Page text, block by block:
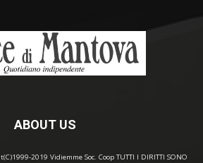
ABOUT US
2019 Vidiemme Soc. Coop TUTTI I DIRITTI SONO